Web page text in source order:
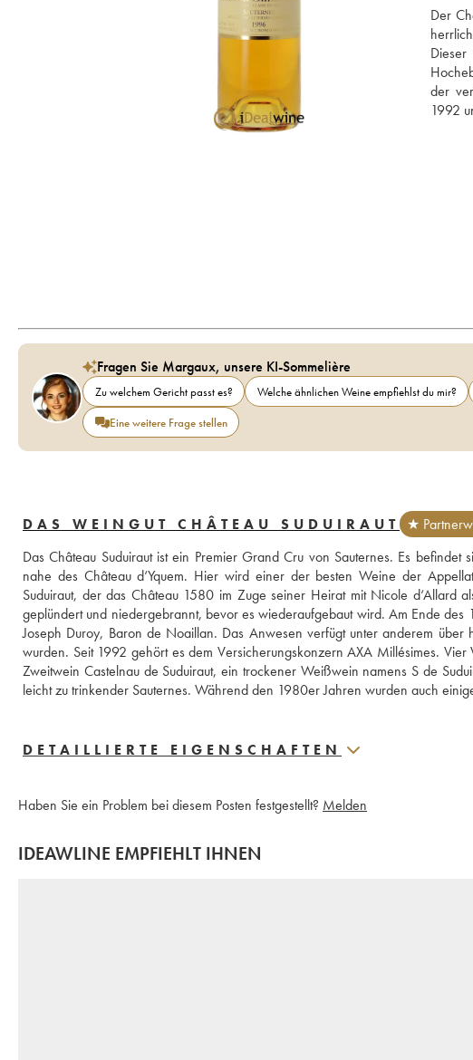
Der
der
1992
Fragen Sie Margaux, unsere KI-Sommelière
Zu welchem Gericht passt es? Welche ähnlichen Weine empfiehlst du mir?
Eine weitere Frage stellen
DAS WEINGUT CHÂTEAU SUDUIRAUT
★
Das Château Suduiraut ist ein Premier Grand Cru von Sauternes. Es
nahe des Château d‘Yquem. Hier wird einer der besten Weine der
Suduiraut, der das Château 1580 im Zuge seiner Heirat mit Nicole
geplündert und niedergebrannt, bevor es wiederaufgebaut wird. Am Ende des
Joseph Duroy, Baron de Noaillan. Das Anwesen verfügt unter anderem
wurden. Seit 1992 gehört es dem Versicherungskonzern AXA Millésimes.
Zweitwein Castelnau de Suduiraut, ein trockener Weißwein namens S de
leicht zu trinkender Sauternes. Während den 1980er Jahren wurden auch
DETAILLIERTE EIGENSCHAFTEN
Haben Sie ein Problem bei diesem Posten festgestellt? Melden
IDEAWLINE EMPFIEHLT IHNEN